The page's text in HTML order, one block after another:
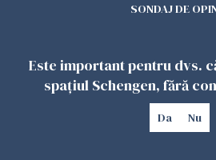
Înghețata de casă cu
câteva ingrediente
25 IULIE 2026
SONDAJ DE
Este important pentru dvs.
spațiul Schengen, fără
Da Nu